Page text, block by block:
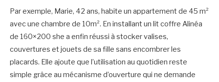
Par exemple, Marie, 42 ans, habite un appartement de 45 m²
avec une chambre de 10m². En installant un lit coffre Alinéa
de 160×200 she a enfin réussi à stocker valises,
couvertures et jouets de sa fille sans encombrer les
placards. Elle ajoute que l’utilisation au quotidien reste
simple grâce au mécanisme d’ouverture qui ne demande